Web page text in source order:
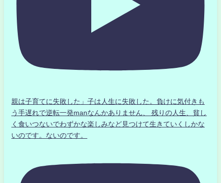
親は子育てに失敗した」子は人生に失敗した。負けに気付きも
う手遅れで逆転一発manなんかありません、 残りの人生、貧し
く食いつないでわずかな楽しみなど見つけて生きていくしかな
いのです。ないのです。